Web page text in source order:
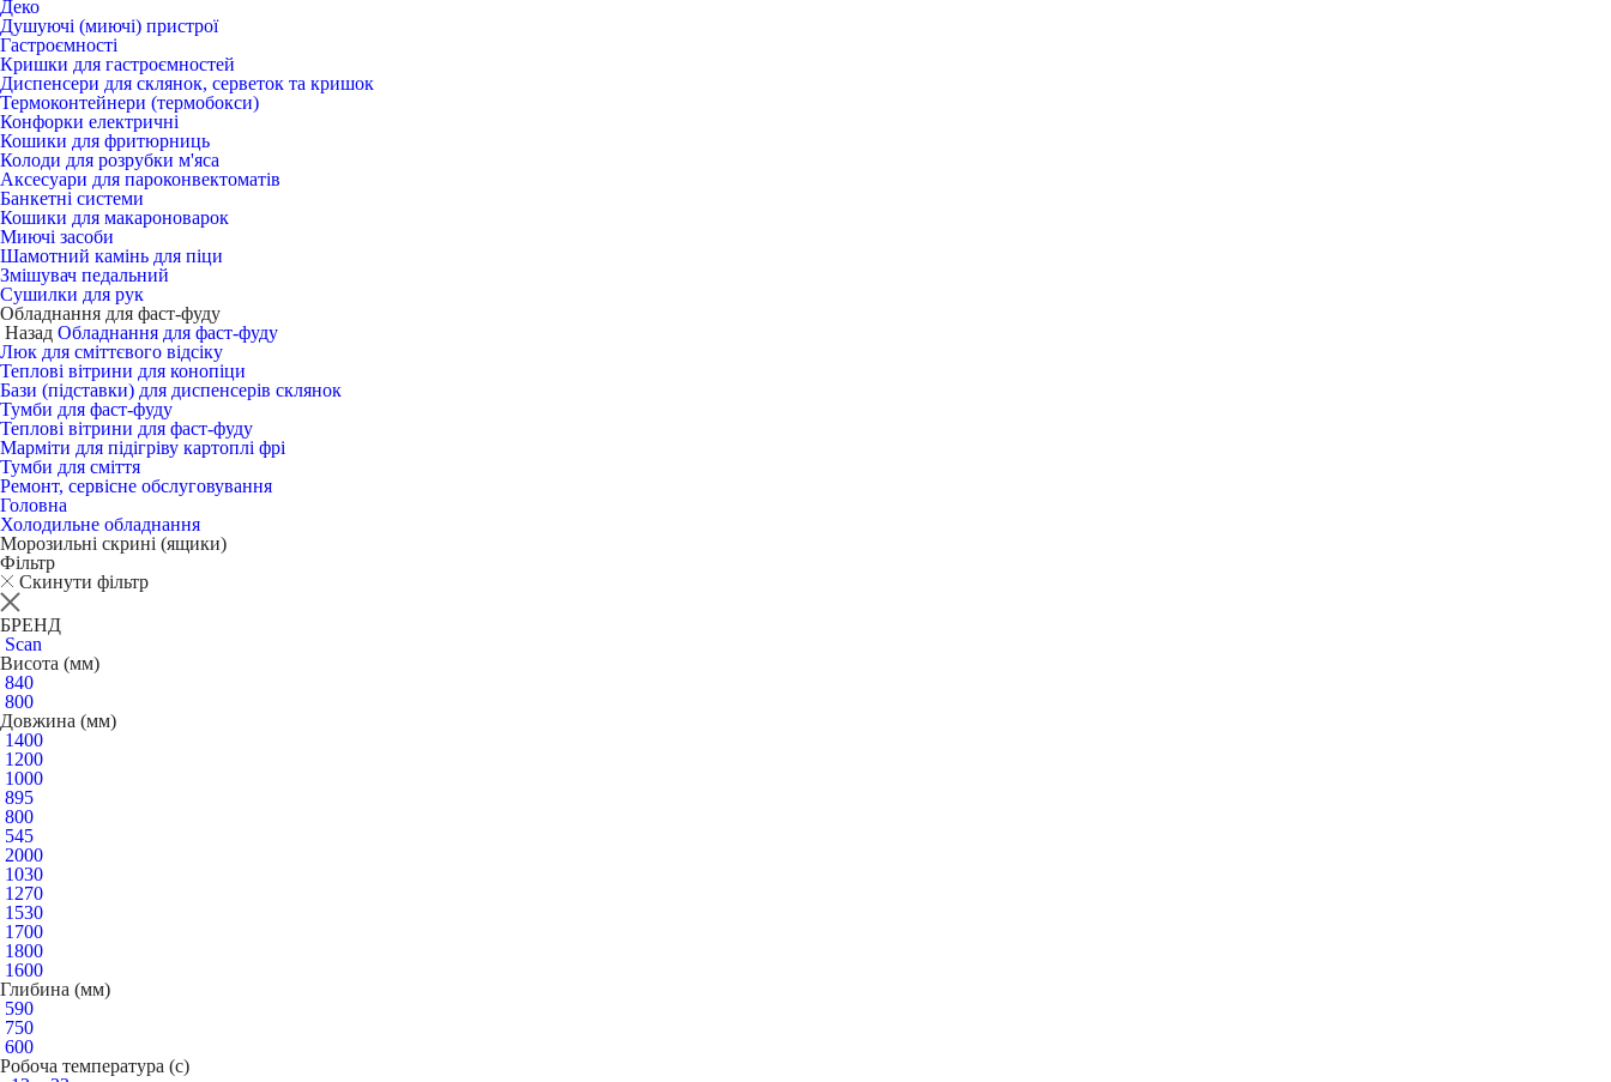
Деко
Душуючі (миючі) пристрої
Гастроємності
Кришки для гастроємностей
Диспенсери для склянок, серветок та кришок
Термоконтейнери (термобокси)
Конфорки електричні
Кошики для фритюрниць
Колоди для розрубки м'яса
Аксесуари для пароконвектоматів
Банкетні системи
Кошики для макароноварок
Миючі засоби
Шамотний камінь для піци
Змішувач педальний
Сушилки для рук
Обладнання для фаст-фуду
Назад Обладнання для фаст-фуду
Люк для сміттєвого відсіку
Теплові вітрини для конопіци
Бази (підставки) для диспенсерів склянок
Тумби для фаст-фуду
Теплові вітрини для фаст-фуду
Марміти для підігріву картоплі фрі
Тумби для сміття
Ремонт, сервісне обслуговування
Головна
Холодильне обладнання
Морозильні скрині (ящики)
Фільтр
Скинути фільтр
БРЕНД
Scan
Висота (мм)
840
800
Довжина (мм)
1400
1200
1000
895
800
545
2000
1030
1270
1530
1700
1800
1600
Глибина (мм)
590
750
600
Робоча температура (c)